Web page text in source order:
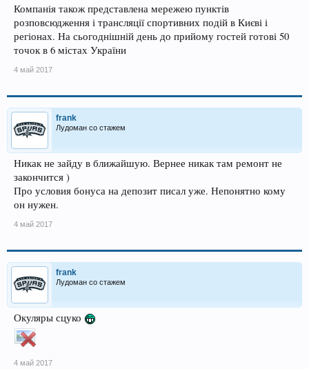
Компанія також представлена мережею пунктів
розповсюдження і трансляції спортивних подій в Києві і
регіонах. На сьогоднішній день до прийому гостей готові 50
точок в 6 містах України
4 май 2017
frank
Лудоман со стажем
Никак не зайду в ближайшую. Вернее никак там ремонт не
закончится )
Про условия бонуса на депозит писал уже. Непонятно кому
он нужен.
4 май 2017
frank
Лудоман со стажем
Окуляры сцуко
4 май 2017